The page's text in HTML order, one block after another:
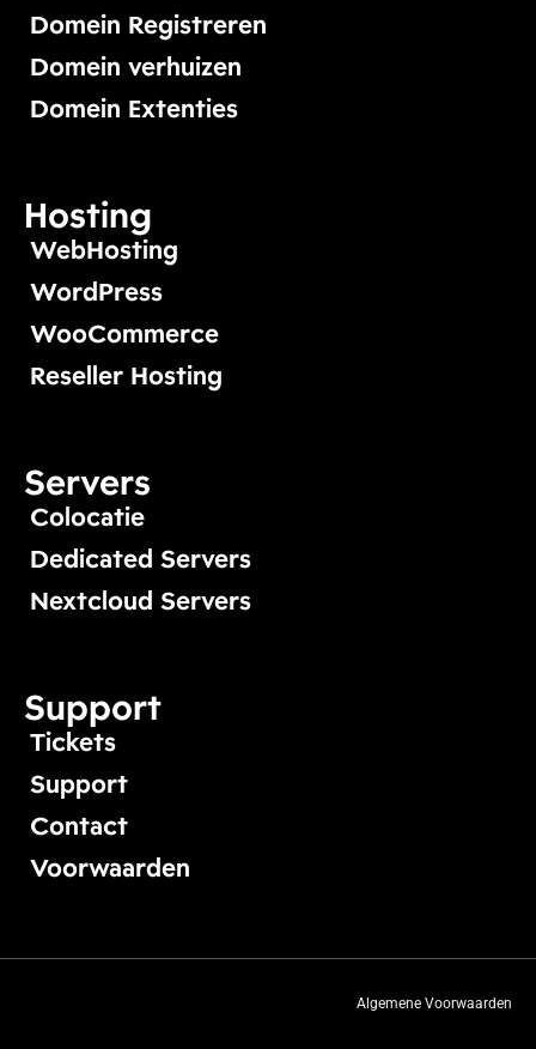
Domein Registreren
Domein verhuizen
Domein Extenties
Hosting
WebHosting
WordPress
WooCommerce
Reseller Hosting
Servers
Colocatie
Dedicated Servers
Nextcloud Servers
Support
Tickets
Support
Contact
Voorwaarden
Algemene Voorwaarden